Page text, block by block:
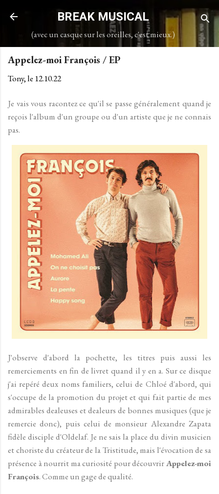
Accéder au contenu principal
BREAK MUSICAL
(avec un casque sur les oreilles, c'est mieux.)
Appelez-moi François / EP
Tony, le 12.10.22
Je vais vous racontez ce qu'il se passe généralement quand je
reçois l'album d'un groupe ou d'un artiste que je ne connais
pas.
J'observe d'abord la pochette, les titres puis aussi les
remerciements en fin de livret quand il y en a. Sur ce disque
j'ai repéré deux noms familiers, celui de Chloé d'abord, qui
s'occupe de la promotion du projet et qui fait partie de mes
admirables dealeuses et dealeurs de bonnes musiques (que je
remercie donc), puis celui de monsieur Alexandre Zapata
fidèle disciple d'Oldelaf. Je ne sais la place du divin musicien
et choriste du créateur de la Tristitude, mais l'évocation de sa
présence à nourrit ma curiosité pour découvrirAppelez-moi
François. Comme un gage de qualité.